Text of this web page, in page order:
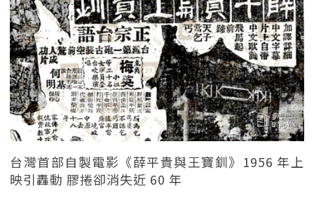
台灣首部自製電影《薛平貴與王寶釧》1956 年上
映引轟動 膠捲卻消失近 60 年